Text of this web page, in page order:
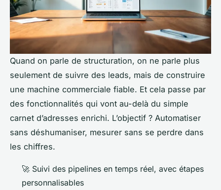
Quand on parle de structuration, on ne parle plus
seulement de suivre des leads, mais de construire
une machine commerciale fiable. Et cela passe par
des fonctionnalités qui vont au-delà du simple
carnet d’adresses enrichi. L’objectif ? Automatiser
sans déshumaniser, mesurer sans se perdre dans
les chiffres.
🚀 Suivi des pipelines en temps réel, avec étapes
personnalisables